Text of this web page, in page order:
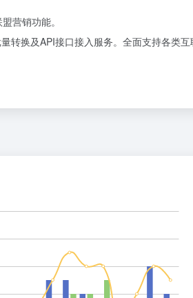
营销功能。
转换及API接口接入服务。全面支持各类